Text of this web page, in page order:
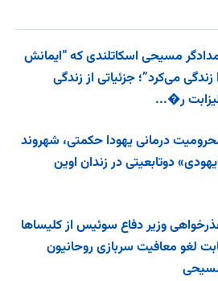
مسیحی اسکاتلندی که “ایمانش
زندگی می‌کرد”؛ جزئیاتی از زندگی
ر�...
درمانی یهودا حکمتی، شهروند
دوتابعیتی در زندان اوین
وزیر دفاع سوئیس از کلیساها
لغو معافیت سربازی روحانیون